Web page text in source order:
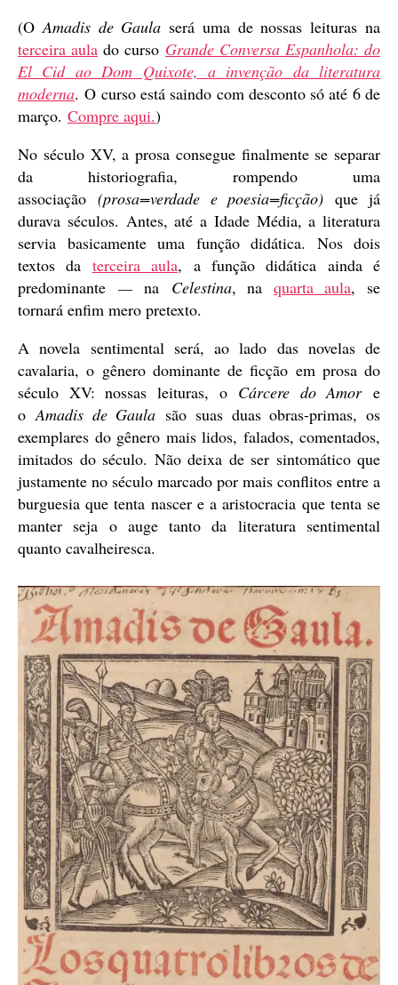
(OAmadis de Gaula será uma de nossas leituras na
terceira aula do curso Grande Conversa Espanhola: do
El Cid ao Dom Quixote, a invenção da literatura
moderna. O curso está saindo com desconto só até 6 de
março. Compre aqui.)
No século XV, a prosa consegue finalmente se separar
da historiografia, rompendo uma
associação (prosa=verdade e poesia=ficção) que já
durava séculos. Antes, até a Idade Média, a literatura
servia basicamente uma função didática. Nos dois
textos da terceira aula, a função didática ainda é
predominante —na Celestina, na quarta aula, se
tornará enfim mero pretexto.
A novela sentimental será, ao lado das novelas de
cavalaria, o gênero dominante de ficção em prosa do
século XV: nossas leituras, o Cárcere do Amore
oAmadis de Gaula são suas duas obras-primas, os
exemplares do gênero mais lidos, falados, comentados,
imitados do século. Não deixa de ser sintomático que
justamente no século marcado por mais conflitos entre a
burguesia que tenta nascer e a aristocracia que tenta se
manter seja o auge tanto da literatura sentimental
quanto cavalheiresca.